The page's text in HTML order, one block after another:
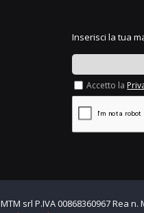
Inserisci la tua
Accetto la
MTM srl P.IVA 00868360967 Rea n.